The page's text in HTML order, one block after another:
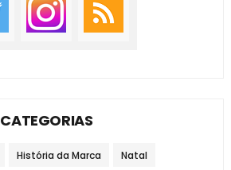
CATEGORIAS
História da Marca Natal